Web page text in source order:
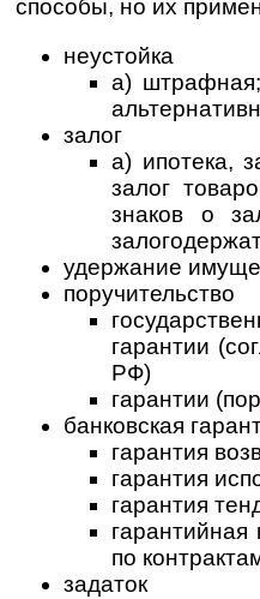
способы, но их
неустойка
а) штрафная;
залог
а) ипотека,
залог
знаков о
удержание
поручительство
гарантии
РФ)
гарантии
банковская
гарантия
гарантия
гарантия
по
задаток